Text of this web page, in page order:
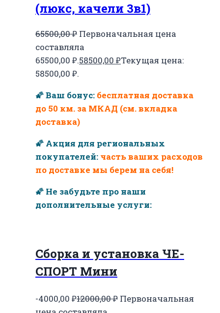
(люкс, качели 3в1)
65500,00₽ Первоначальная цена
составляла
65500,00 ₽.58500,00 ₽Текущая цена:
58500,00 ₽.
🌠 Ваш бонус: бесплатная доставка
до 50 км. за МКАД (см. вкладка
доставка)
🌠 Акция для региональных
покупателей: часть ваших расходов
по доставке мы берем на себя!
🌠 Не забудьте про наши
дополнительные услуги:
Сборка и установка ЧЕ-
СПОРТ Мини
-4000,00 ₽12000,00₽ Первоначальная